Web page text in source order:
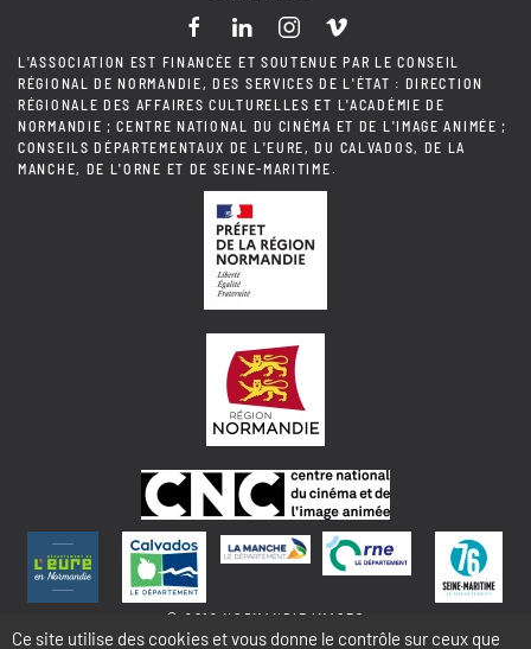
L'ASSOCIATION EST FINANCÉE ET SOUTENUE PAR LE CONSEIL
RÉGIONAL DE NORMANDIE, DES SERVICES DE L'ÉTAT : DIRECTION
RÉGIONALE DES AFFAIRES CULTURELLES ET L'ACADÉMIE DE
NORMANDIE ; CENTRE NATIONAL DU CINÉMA ET DE L'IMAGE ANIMÉE ;
CONSEILS DÉPARTEMENTAUX DE L'EURE, DU CALVADOS, DE LA
MANCHE, DE L'ORNE ET DE SEINE-MARITIME.
© 2018 NORMANDIE IMAGES
Ce site utilise des cookies et vous donne le contrôle sur ceux que